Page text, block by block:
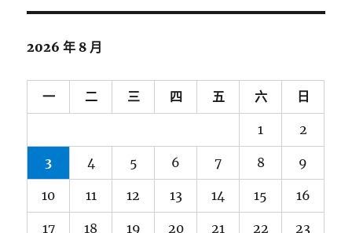
2026 年 8 月
一 二 三 四 五 六 日
1 2
3 4 5 6 7 8 9
10 11 12 13 14 15 16
17 18 19 20 21 22 23